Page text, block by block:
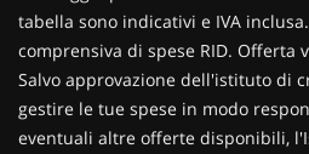
tabella sono indicativi e IVA
comprensiva di spese RID. Offerta
Salvo approvazione dell'istituto di
gestire le tue spese in modo
eventuali altre offerte disponibili,